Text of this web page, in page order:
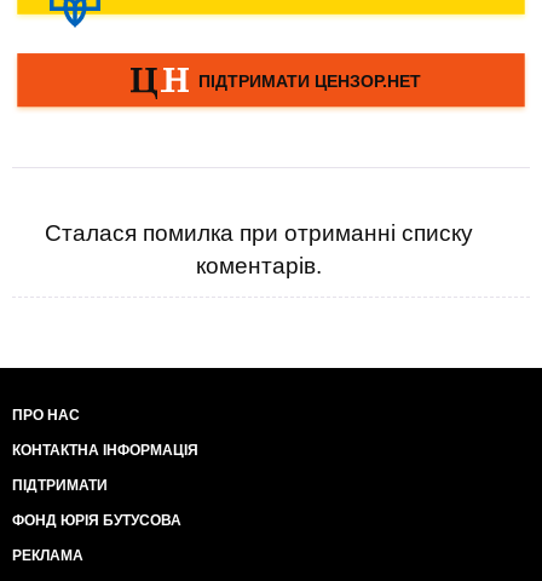
Сталася помилка при отриманні списку
коментарів.
ПРО НАС
КОНТАКТНА ІНФОРМАЦІЯ
ПІДТРИМАТИ
ФОНД ЮРІЯ БУТУСОВА
РЕКЛАМА